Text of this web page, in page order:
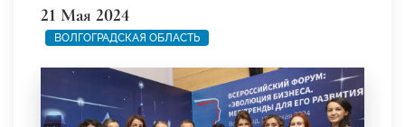
21 Мая 2024
ВОЛГОГРАДСКАЯ ОБЛАСТЬ